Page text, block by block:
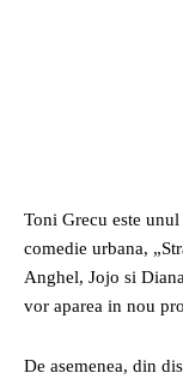
Toni Grecu este
comedie urbana,
Anghel, Jojo si
vor aparea in nou
De asemenea, din